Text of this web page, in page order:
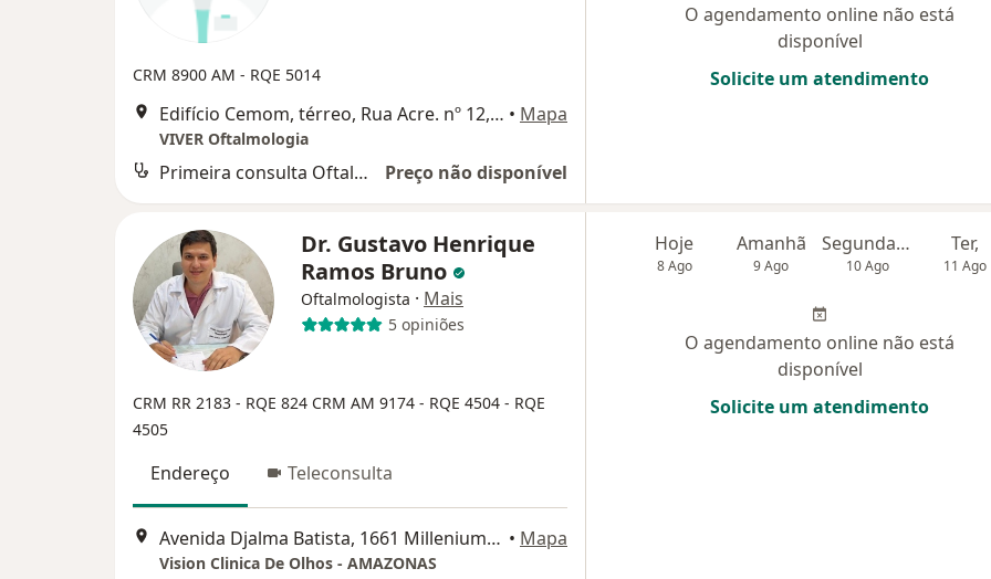
CRM 8900 AM - RQE 5014
Edifício Cemom, térreo, Rua Acre. nº 12, Bairro Nossa Senhora das Graças, Manaus • Mapa
VIVER Oftalmologia
Primeira consulta Oftalmologia Preço não disponível
O agendamento online não está
disponível
Solicite um atendimento
Dr. Gustavo Henrique
Ramos Bruno
Oftalmologista · Mais
5 opiniões
CRM RR 2183 - RQE 824 CRM AM 9174 - RQE 4504 - RQE
4505
Endereço Teleconsulta
Avenida Djalma Batista, 1661 Millenium Shopping, Manaus • Mapa
Vision Clinica De Olhos - AMAZONAS
Hoje
8 Ago
Amanhã
9 Ago
Segunda-feira
10 Ago
Ter,
11 Ago
O agendamento online não está
disponível
Solicite um atendimento